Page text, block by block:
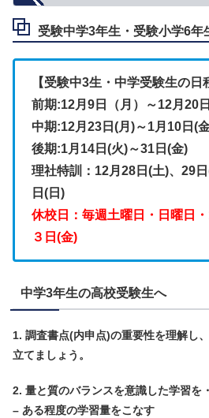
受験中学3年生・受験小学6年
【受験中3生・中学受験生の日
前期:12月9日（月）～12月20日
中期:12月23日(月)～1月10日(
後期:1月14日(火)～31日(金)
理社特訓：12月28日(土)、29
日(日)
休校日：毎週土曜日・日曜日
３日(金)
中学3年生の高校受験生へ
1. 調査書点(内申点)の重要性を理解し
立てましょう。
2. 量と質のバランスを意識した学習を
– ある程度の学習量をこなす